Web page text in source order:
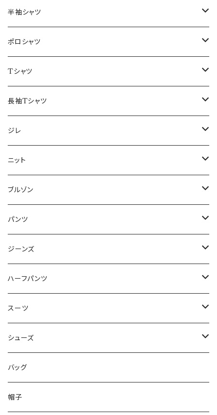
46/M
48/L
50/XL～
～44/S
46/M
48/L
50/XL～
半袖シャツ
～44/S
46/M
48/L
50/XL～
ポロシャツ
～44/S
46/M
48/L
50/XL～
Tシャツ
～44/S
46/M
48/L
50/XL～
長袖Tシャツ
～44/S
46/M
48/L
50/XL～
ジレ
～44/S
46/M
48/L
50/XL～
ニット
～44/S
46/M
48/L
50/XL～
ブルゾン
～44/S
46/M
48/L
50/XL～
パンツ
～44/S
46/M
48/L
50/XL～
ジーンズ
～44/S
46/M
48/L
50/XL～
ハーフパンツ
～44/S
46/M
48/L
50/XL～
スーツ
～44/S
46/M
48/L
シューズ
～25.5cm
26cm～
バッグ
帽子